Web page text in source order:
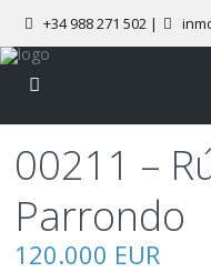
+34 988 271 502|
00211 –
Parrondo
120.000 EUR